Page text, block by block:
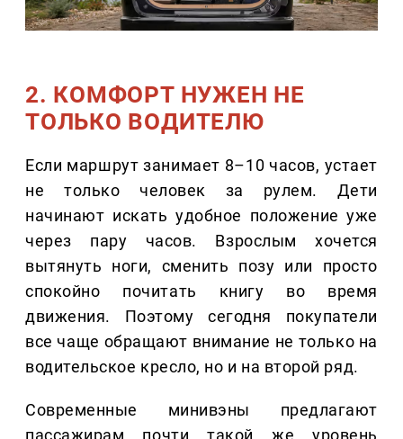
2. КОМФОРТ НУЖЕН НЕ
ТОЛЬКО ВОДИТЕЛЮ
Если маршрут занимает 8–10 часов, устает
не только человек за рулем. Дети
начинают искать удобное положение уже
через пару часов. Взрослым хочется
вытянуть ноги, сменить позу или просто
спокойно почитать книгу во время
движения. Поэтому сегодня покупатели
все чаще обращают внимание не только на
водительское кресло, но и на второй ряд.
Современные минивэны предлагают
пассажирам почти такой же уровень